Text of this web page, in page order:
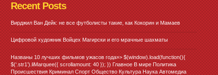
Recent Posts
Вирджил Ван Дейк: не все футболисты такие, как Кокорин и Мамаев
Цифровой художник Войцех Магирски и его мрачные шахматы
Названы 10 лучших фильмов ужасов года»> $(window).load(function(){
$(‘.str1’).liMarquee({ scrollamount: 40 }); }) Главное В мире Политика
Происшествия Криминал Спорт Общество Культура Наука Автомедиа